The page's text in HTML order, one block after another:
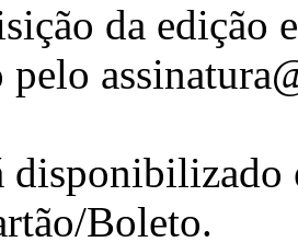
da
pelo
disponibilizado
Boleto.